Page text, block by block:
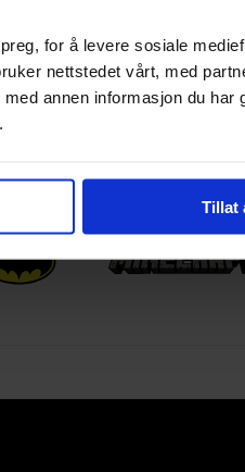
for å levere sosiale
nettstedet vårt, med
annen informasjon du har
Tillat